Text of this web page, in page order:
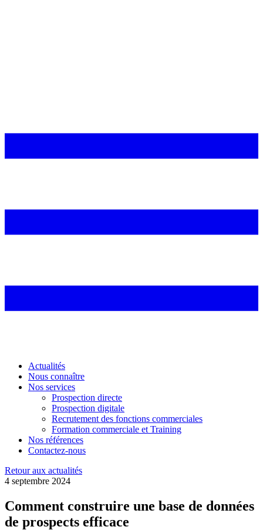
Actualités
Nous connaître
Nos services
Prospection directe
Prospection digitale
Recrutement des fonctions commerciales
Formation commerciale et Training
Nos références
Contactez-nous
Retour aux actualités
4 septembre 2024
Comment construire une base de données
de prospects efficace